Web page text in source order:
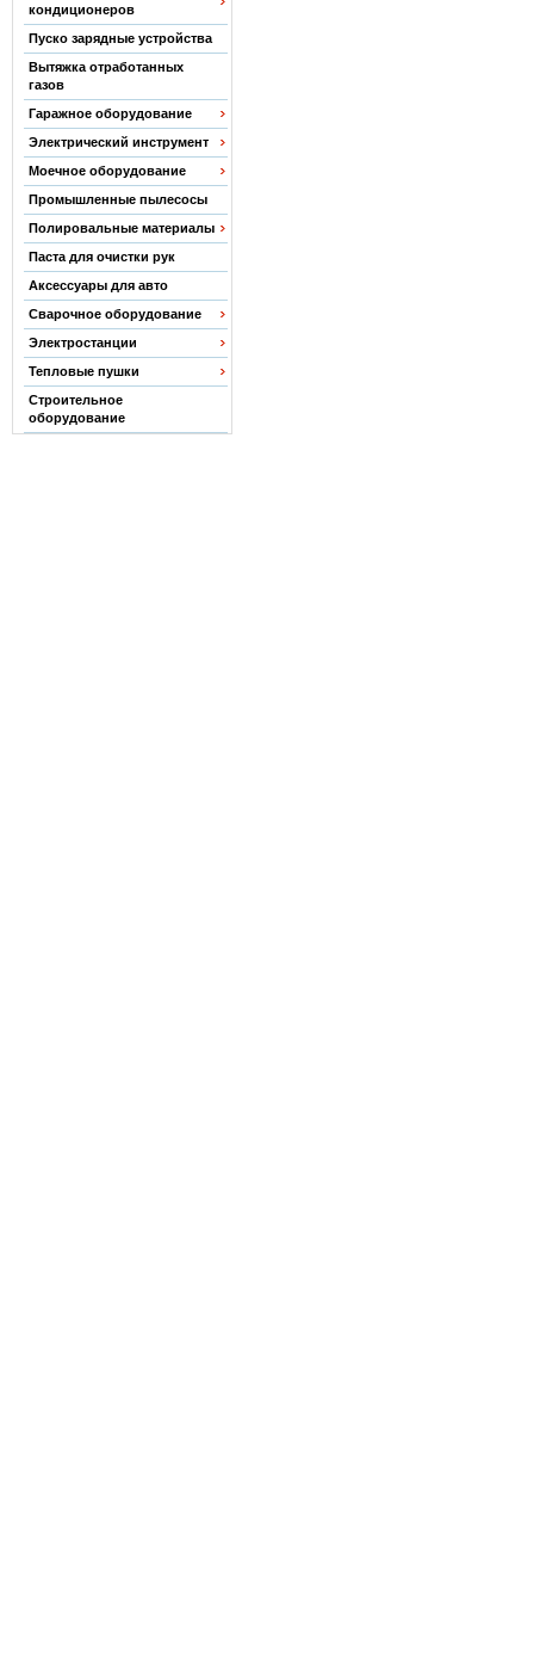
кондиционеров
Пуско зарядные устройства
Вытяжка отработанных
газов
Гаражное оборудование
Электрический инструмент
Моечное оборудование
Промышленные пылесосы
Полировальные материалы
Паста для очистки рук
Аксессуары для авто
Сварочное оборудование
Электростанции
Тепловые пушки
Строительное
оборудование